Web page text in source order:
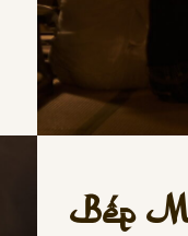
Bếp